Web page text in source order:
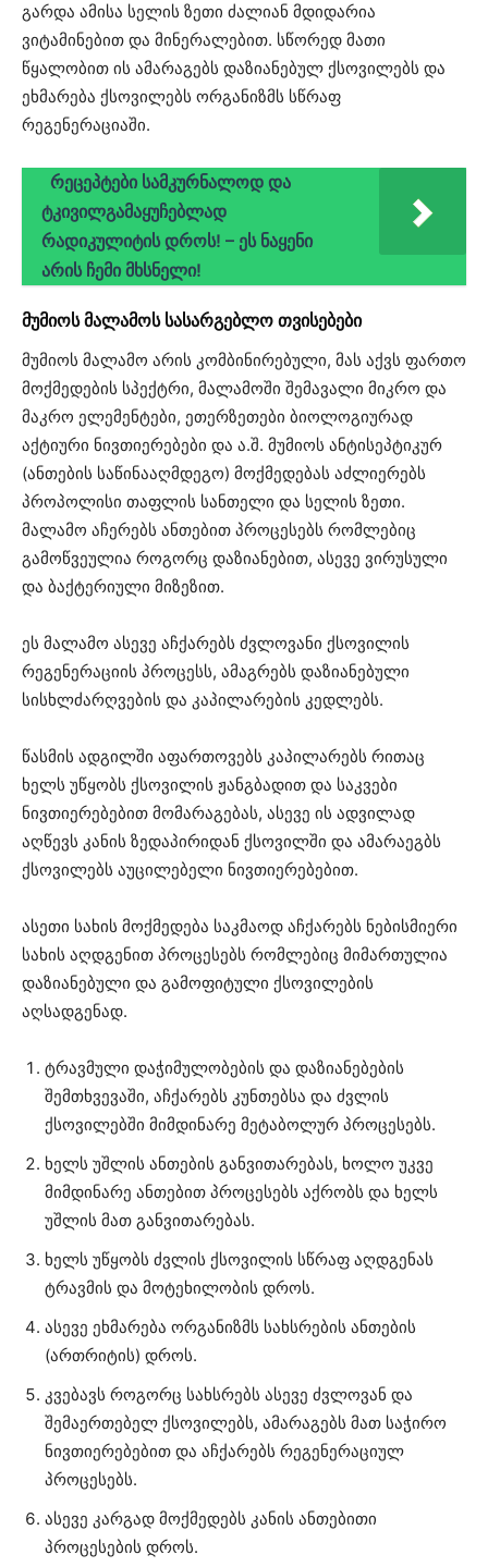
გარდა ამისა სელის ზეთი ძალიან მდიდარია
ვიტამინებით და მინერალებით. სწორედ მათი
წყალობით ის ამარაგებს დაზიანებულ ქსოვილებს და
ეხმარება ქსოვილებს ორგანიზმს სწრაფ
რეგენერაციაში.
რეცეპტები სამკურნალოდ და
ტკივილგამაყუჩებლად
რადიკულიტის დროს! – ეს ნაყენი
არის ჩემი მხსნელი!
მუმიოს მალამოს სასარგებლო თვისებები
მუმიოს მალამო არის კომბინირებული, მას აქვს ფართო
მოქმედების სპექტრი, მალამოში შემავალი მიკრო და
მაკრო ელემენტები, ეთერზეთები ბიოლოგიურად
აქტიური ნივთიერებები და ა.შ. მუმიოს ანტისეპტიკურ
(ანთების საწინააღმდეგო) მოქმედებას აძლიერებს
პროპოლისი თაფლის სანთელი და სელის ზეთი.
მალამო აჩერებს ანთებით პროცესებს რომლებიც
გამოწვეულია როგორც დაზიანებით, ასევე ვირუსული
და ბაქტერიული მიზეზით.
ეს მალამო ასევე აჩქარებს ძვლოვანი ქსოვილის
რეგენერაციის პროცესს, ამაგრებს დაზიანებული
სისხლძარღვების და კაპილარების კედლებს.
წასმის ადგილში აფართოვებს კაპილარებს რითაც
ხელს უწყობს ქსოვილის ჟანგბადით და საკვები
ნივთიერებებით მომარაგებას, ასევე ის ადვილად
აღწევს კანის ზედაპირიდან ქსოვილში და ამარაეგბს
ქსოვილებს აუცილებელი ნივთიერებებით.
ასეთი სახის მოქმედება საკმაოდ აჩქარებს ნებისმიერი
სახის აღდგენით პროცესებს რომლებიც მიმართულია
დაზიანებული და გამოფიტული ქსოვილების
აღსადგენად.
ტრავმული დაჭიმულობების და დაზიანებების
შემთხვევაში, აჩქარებს კუნთებსა და ძვლის
ქსოვილებში მიმდინარე მეტაბოლურ პროცესებს.
ხელს უშლის ანთების განვითარებას, ხოლო უკვე
მიმდინარე ანთებით პროცესებს აქრობს და ხელს
უშლის მათ განვითარებას.
ხელს უწყობს ძვლის ქსოვილის სწრაფ აღდგენას
ტრავმის და მოტეხილობის დროს.
ასევე ეხმარება ორგანიზმს სახსრების ანთების
(ართრიტის) დროს.
კვებავს როგორც სახსრებს ასევე ძვლოვან და
შემაერთებელ ქსოვილებს, ამარაგებს მათ საჭირო
ნივთიერებებით და აჩქარებს რეგენერაციულ
პროცესებს.
ასევე კარგად მოქმედებს კანის ანთებითი
პროცესების დროს.